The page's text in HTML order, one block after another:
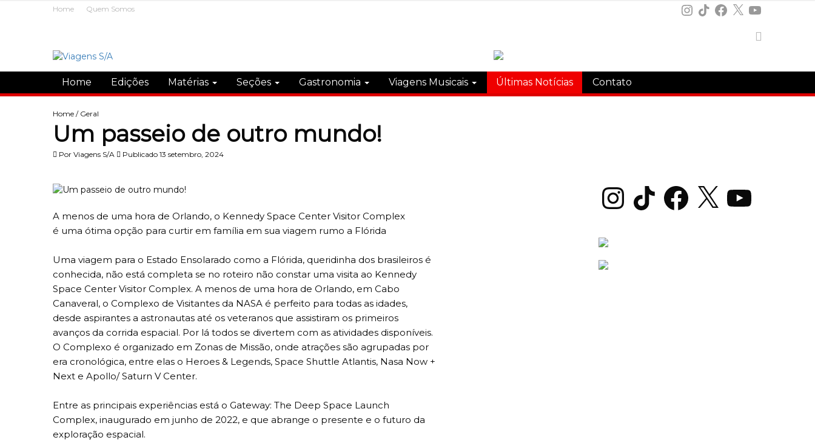
Home Quem Somos Instagram
TikTokFacebook
X YouTube
Home Edições Matérias Seções Gastronomia Viagens Musicais Últimas Notícias Contato
Home / Geral
Um passeio de outro mundo!
Por Viagens S/A Publicado 13 setembro, 2024
A menos de uma hora de Orlando, o Kennedy Space Center Visitor Complex
é uma ótima opção para curtir em família em sua viagem rumo a Flórida
Uma viagem para o Estado Ensolarado como a Flórida, queridinha dos brasileiros é
conhecida, não está completa se no roteiro não constar uma visita ao Kennedy
Space Center Visitor Complex. A menos de uma hora de Orlando, em Cabo
Canaveral, o Complexo de Visitantes da NASA é perfeito para todas as idades,
desde aspirantes a astronautas até os veteranos que assistiram os primeiros
avanços da corrida espacial. Por lá todos se divertem com as atividades disponíveis.
O Complexo é organizado em Zonas de Missão, onde atrações são agrupadas por
era cronológica, entre elas o Heroes & Legends, Space Shuttle Atlantis, Nasa Now +
Next e Apollo/ Saturn V Center.
Entre as principais experiências está o Gateway: The Deep Space Launch
Complex, inaugurado em junho de 2022, e que abrange o presente e o futuro da
exploração espacial.
InstagramTikTok Facebook
X YouTube